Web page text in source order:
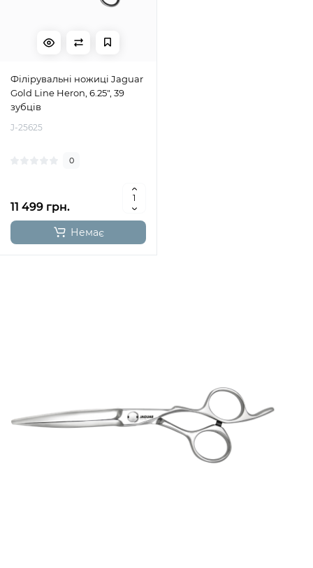
Філірувальні ножиці Jaguar
Gold Line Heron, 6.25", 39
зубців
J-25625
0
11 499 грн.
Немає